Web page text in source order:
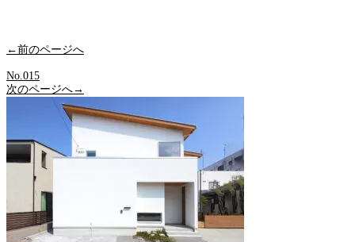
←前のページへ
No.015
次のページへ→